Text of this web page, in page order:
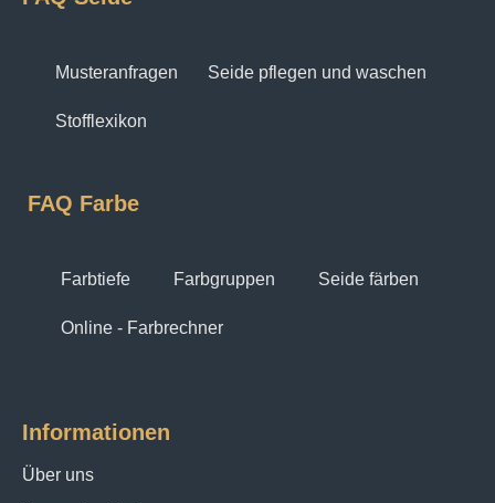
Musteranfragen Seide pflegen und waschen
Stofflexikon
FAQ Farbe
Farbtiefe Farbgruppen Seide färben
Online - Farbrechner
Informationen
Über uns